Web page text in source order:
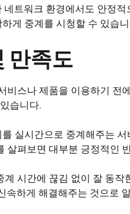
네트워크 환경에서도 안정
게 중계를 시청할 수 있습
만족도
비스나 제품을 이용하기
습니다.
실시간으로 중계해주는
살펴보면 대부분 긍정적인
시간에 끊김 없이 잘 동
속하게 해결해주는 것으로